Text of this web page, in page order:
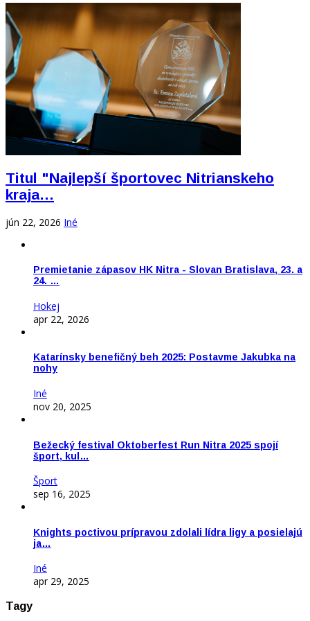
Titul "Najlepší športovec Nitrianskeho
kraja…
jún 22, 2026 Iné
Premietanie zápasov HK Nitra - Slovan Bratislava, 23. a
24. …
Hokej
apr 22, 2026
Katarínsky benefičný beh 2025: Postavme Jakubka na
nohy
Iné
nov 20, 2025
Bežecký festival Oktoberfest Run Nitra 2025 spojí
šport, kul…
Šport
sep 16, 2025
Knights poctivou prípravou zdolali lídra ligy a posielajú
ja…
Iné
apr 29, 2025
Tagy